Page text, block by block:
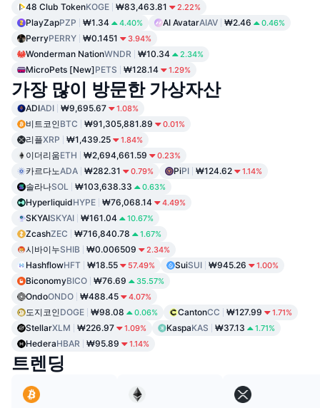
48 Club TokenKOGE ₩83,463.81 2.22%
PlayZapPZP ₩1.34 4.40% AI AvatarAIAV ₩2.46 0.46%
PerryPERRY ₩0.1451 3.94%
Wonderman NationWNDR ₩10.34 2.34%
MicroPets [New]PETS ₩128.14 1.29%
가장 많이 방문한 가상자산
ADIADI ₩9,695.67 1.08%
비트코인BTC ₩91,305,881.89 0.01%
리플XRP ₩1,439.25 1.84%
이더리움ETH ₩2,694,661.59 0.23%
카르다노ADA ₩282.31 0.79% PiPI ₩124.62 1.14%
솔라나SOL ₩103,638.33 0.63%
HyperliquidHYPE ₩76,068.14 4.49%
SKYAISKYAI ₩161.04 10.67%
ZcashZEC ₩716,840.78 1.67%
시바이누SHIB ₩0.006509 2.34%
HashflowHFT ₩18.55 57.49% SuiSUI ₩945.26 1.00%
BiconomyBICO ₩76.69 35.57%
OndoONDO ₩488.45 4.07%
도지코인DOGE ₩98.08 0.06% CantonCC ₩127.99 1.71%
StellarXLM ₩226.97 1.09% KaspaKAS ₩37.13 1.71%
HederaHBAR ₩95.89 1.14%
트렌딩